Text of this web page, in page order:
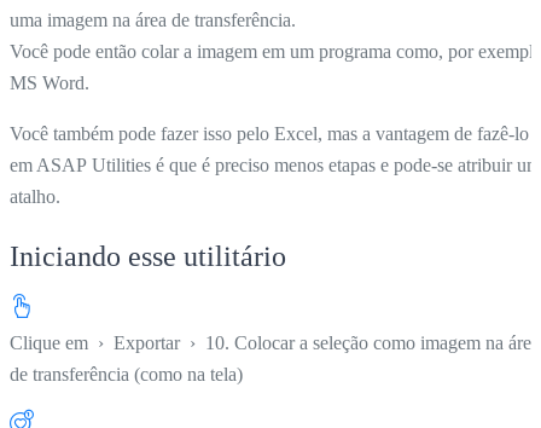
uma imagem na área de transferência.
Você pode então colar a imagem em um programa como, por
MS Word.
Você também pode fazer isso pelo Excel, mas a vantagem de fazê-lo
em ASAP Utilities é que é preciso menos etapas e pode-se atribuir um
atalho.
Iniciando esse utilitário
Clique em › Exportar› 10. Colocar a seleção como imagem na área
de transferência (como na tela)